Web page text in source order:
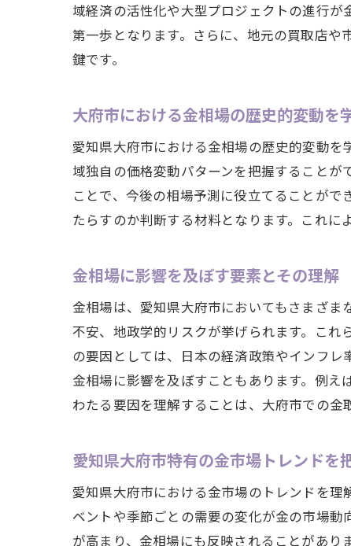
域経済の活性化や大型プロジェクトの進行
第一歩となります。さらに、地元の買取店
鍵です。
大府市における金相場の歴史的変動を
愛知県大府市における金相場の歴史的変動
域独自の価格変動パターンを把握すること
ことで、今後の相場予測に役立てることが
たらすのか判断する材料となります。これに
金相場に影響を及ぼす要素とその理解
金相場は、愛知県大府市においてもさまざ
不安、地政学的リスクが挙げられます。こ
の要因としては、日本の経済政策やインフ
金相場に影響を及ぼすこともあります。例
わたる要因を理解することは、大府市での金
愛知県大府市特有の金市場トレンドを
愛知県大府市における金市場のトレンドを
ベントや季節ごとの需要の変化が金の市場
が高まり、金相場にも反映されることがあ